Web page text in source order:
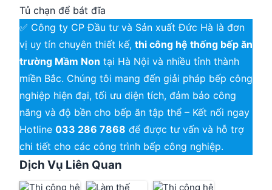
Tủ chạn để bát đĩa
✅ Công ty CP Đầu tư và Sản xuất Đức Hà là đơn
vị uy tín chuyên thiết kế, thi công hệ thống bếp ăn
trường Mầm Non tại Hà Nội và nhiều tỉnh thành
miền Bắc. Chúng tôi mang đến giải pháp bếp công
nghiệp hiện đại, tối ưu diện tích, đảm bảo công
năng và độ bền cho bếp ăn tập thể – Kết nối ngay
Hotline 033 286 7868 để được tư vấn và hỗ trợ
chi tiết cho các công trình bếp công nghiệp.
Dịch Vụ Liên Quan